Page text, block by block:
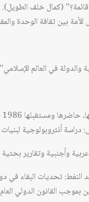
(كمال خلف الطويل).
بين ثقافة الوحدة
والدولة في العالم
كاصد الزيدي) (مراجعة: سمير عبد الرسول العبيدي)
دراسة أنثروبولوجية
وأجنبية وتقارير
النفط: تحديات البقاء في
بموجب القانون الدولي